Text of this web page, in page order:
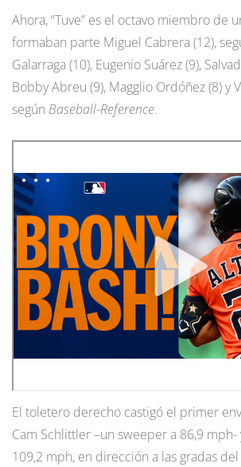
Ahora, “Tuve” es el octavo miembro de
formaban parte Miguel Cabrera (12),
Galarraga (10), Eugenio Suárez (9),
Bobby Abreu (9), Magglio Ordóñez (8) y
según Baseball-Reference.
El toletero derecho castigó el primer
Cam Schlittler –un sweeper a 86,9 mph-
109,2 mph, en dirección a las gradas